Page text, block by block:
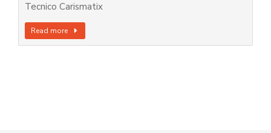
Tecnico Carismatix
Read more